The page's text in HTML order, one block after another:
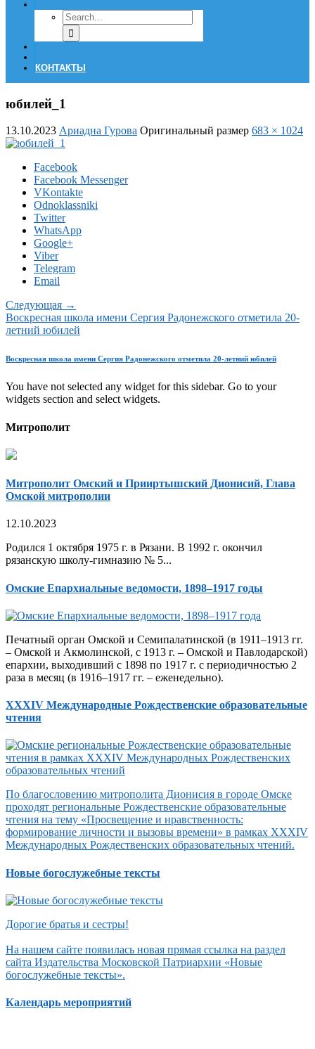
КОНТАКТЫ
юбилей_1
13.10.2023 Ариадна Гурова Оригинальный размер 683 × 1024
Facebook
Facebook Messenger
VKontakte
Odnoklassniki
Twitter
WhatsApp
Google+
Viber
Telegram
Email
Следующая →
Воскресная школа имени Сергия Радонежского отметила 20-
летний юбилей
Воскресная школа имени Сергия Радонежского отметила 20-летний юбилей
You have not selected any widget for this sidebar. Go to your
widgets section and select widgets.
Митрополит
Митрополит Омский и Прииртышский Дионисий, Глава
Омской митрополии
12.10.2023
Родился 1 октября 1975 г. в Рязани. В 1992 г. окончил
рязанскую школу-гимназию № 5...
Омские Епархиальные ведомости, 1898–1917 годы
Печатный орган Омской и Семипалатинской (в 1911–1913 гг.
– Омской и Акмолинской, с 1913 г. – Омской и Павлодарской)
епархии, выходивший с 1898 по 1917 г. с периодичностью 2
раза в месяц (в 1916–1917 гг. – еженедельно).
XXXIV Международные Рождественские образовательные
чтения
По благословению митрополита Дионисия в городе Омске
проходят региональные Рождественские образовательные
чтения на тему «Просвещение и нравственность:
формирование личности и вызовы времени» в рамках XXXIV
Международных Рождественских образовательных чтений.
Новые богослужебные тексты
Дорогие братья и сестры!
На нашем сайте появилась новая прямая ссылка на раздел
сайта Издательства Московской Патриархии «Новые
богослужебные тексты».
Календарь мероприятий